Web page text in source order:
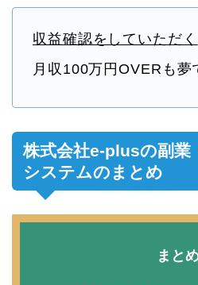
収益確認をしていただく
月収100万円OVERも夢
株式会社e-plusの副業
システムのまとめ
まと